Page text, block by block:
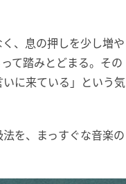
、息の押しを少し増や
て踏みとどまる。その
に来ている」という気
を、まっすぐな音楽の